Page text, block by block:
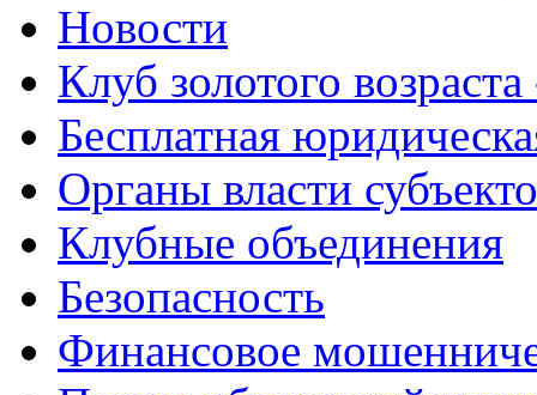
Новости
Клуб золотого
Бесплатная
Органы власти
Клубные объединения
Безопасность
Финансовое